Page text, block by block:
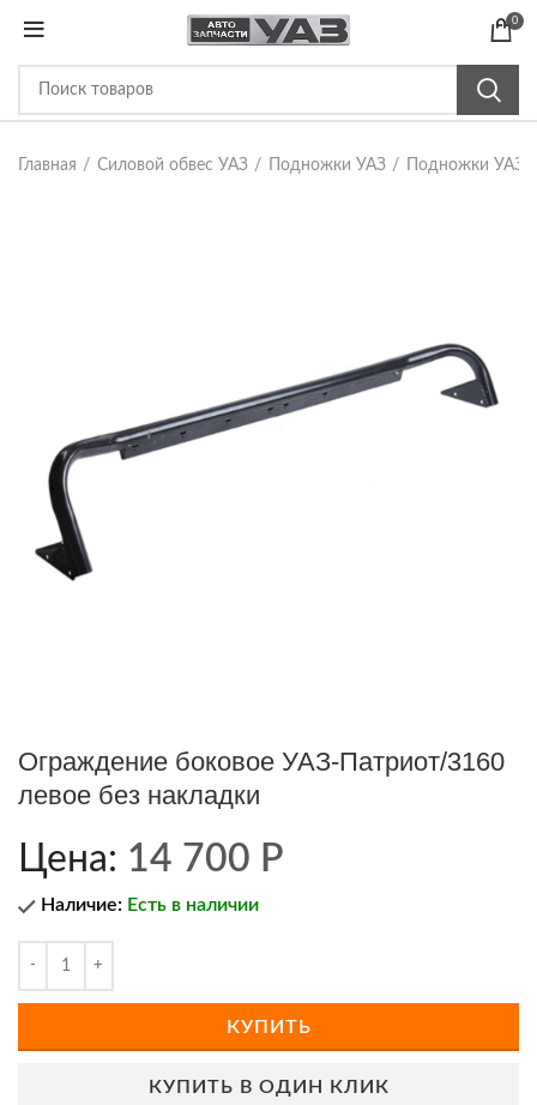
0
Главная Силовой обвес УАЗ Подножки УАЗ Подножки УАЗ
Ограждение боковое УАЗ-Патриот/3160
левое без накладки
Цена: 14 700 Р
Наличие: Есть в наличии
КУПИТЬ
КУПИТЬ В ОДИН КЛИК